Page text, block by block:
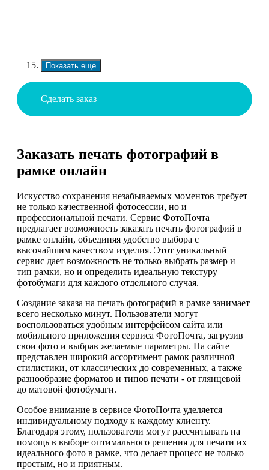
Показать еще
Сделать заказ
Заказать печать фотографий в
рамке онлайн
Искусство сохранения незабываемых моментов требует
не только качественной фотосессии, но и
профессиональной печати. Сервис ФотоПочта
предлагает возможность заказать печать фотографий в
рамке онлайн, объединяя удобство выбора с
высочайшим качеством изделия. Этот уникальный
сервис дает возможность не только выбрать размер и
тип рамки, но и определить идеальную текстуру
фотобумаги для каждого отдельного случая.
Создание заказа на печать фотографий в рамке занимает
всего несколько минут. Пользователи могут
воспользоваться удобным интерфейсом сайта или
мобильного приложения сервиса ФотоПочта, загрузив
свои фото и выбрав желаемые параметры. На сайте
представлен широкий ассортимент рамок различной
стилистики, от классических до современных, а также
разнообразие форматов и типов печати - от глянцевой
до матовой фотобумаги.
Особое внимание в сервисе ФотоПочта уделяется
индивидуальному подходу к каждому клиенту.
Благодаря этому, пользователи могут рассчитывать на
помощь в выборе оптимального решения для печати их
идеального фото в рамке, что делает процесс не только
простым, но и приятным.